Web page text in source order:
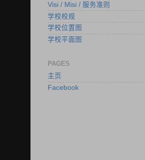
Visi / Misi / 服务准则
学校校规
学校位置图
学校平面图
PAGES
主页
Facebook